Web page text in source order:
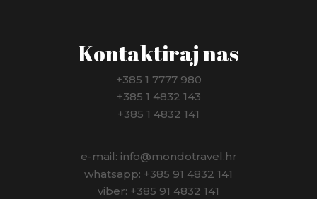
Kontaktiraj nas
+385 1 7777 980
+385 1 4832 143
+385 1 4832 141
e-mail: info@mondotravel.hr
whatsapp: +385 91 4832 141
viber: +385 91 4832 141